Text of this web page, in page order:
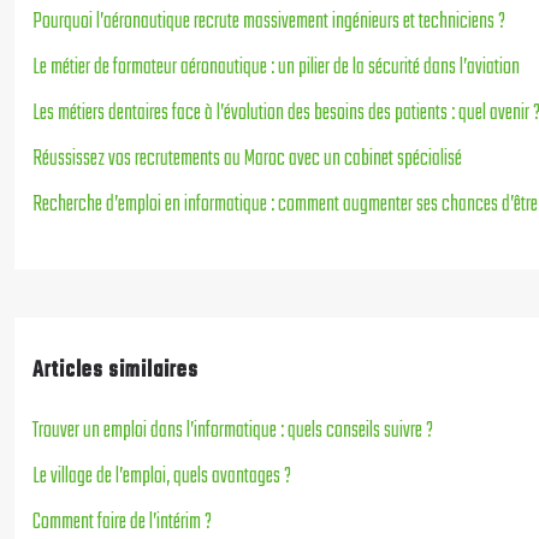
Pourquoi l’aéronautique recrute massivement ingénieurs et techniciens ?
Le métier de formateur aéronautique : un pilier de la sécurité dans l’aviation
Les métiers dentaires face à l’évolution des besoins des patients : quel avenir ?
Réussissez vos recrutements au Maroc avec un cabinet spécialisé
Recherche d’emploi en informatique : comment augmenter ses chances
Articles similaires
Trouver un emploi dans l’informatique : quels conseils suivre ?
Le village de l’emploi, quels avantages ?
Comment faire de l’intérim ?